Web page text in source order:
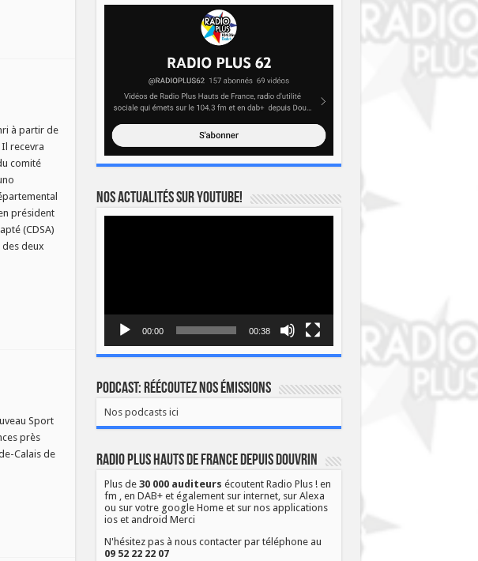
à partir de
recevra
comité
président
(CDSA)
deux
Sport
près
Calais de
Nos actualités sur YOUTUBE!
00:00 00:38
Podcast: Réécoutez nos émissions
Nos podcasts ici
Radio Plus Hauts de France depuis Douvrin
Plus de 30 000 auditeurs écoutent Radio Plus ! en
fm , en DAB+ et également sur internet, sur Alexa
ou sur votre google Home et sur nos applications
ios et android Merci
N'hésitez pas à nous contacter par téléphone au
09 52 22 22 07